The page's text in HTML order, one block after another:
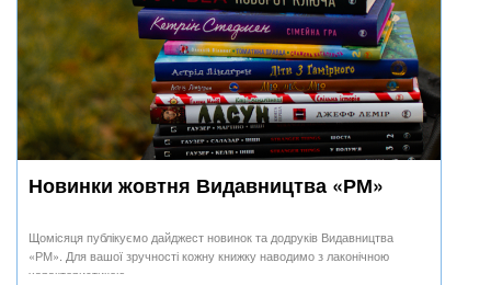
Новинки жовтня Видавництва «РМ»
Щомісяця публікуємо дайджест новинок та додруків Видавництва
«РМ». Для вашої зручності кожну книжку наводимо з лаконічною
характеристикою.